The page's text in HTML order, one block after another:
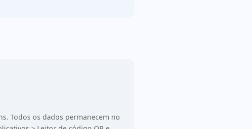
Todos os dados permanecem no